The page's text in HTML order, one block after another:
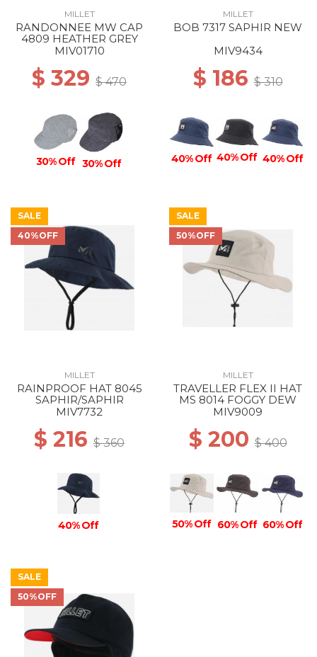
MILLET
RANDONNEE MW CAP
4809 HEATHER GREY
MIV01710
$ 329 $ 470
30% Off 30% Off
MILLET
BOB 7317 SAPHIR NEW
MIV9434
$ 186$ 310
40% Off 40% Off 40% Off
SALE
40%OFF
MILLET
RAINPROOF HAT 8045
SAPHIR/SAPHIR
MIV7732
$ 216 $ 360
40% Off
SALE
50%OFF
MILLET
TRAVELLER FLEX II HAT
MS 8014 FOGGY DEW
MIV9009
$ 200$ 400
50% Off 60% Off 60% Off
SALE
50%OFF